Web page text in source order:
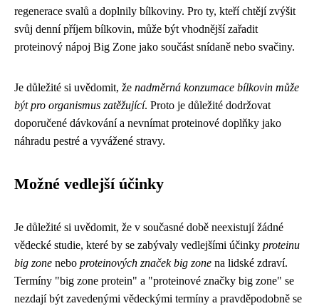
regenerace svalů a doplnily bílkoviny. Pro ty, kteří chtějí zvýšit
svůj denní příjem bílkovin, může být vhodnější zařadit
proteinový nápoj Big Zone jako součást snídaně nebo svačiny.
Je důležité si uvědomit, že nadměrná konzumace bílkovin může
být pro organismus zatěžující. Proto je důležité dodržovat
doporučené dávkování a nevnímat proteinové doplňky jako
náhradu pestré a vyvážené stravy.
Možné vedlejší účinky
Je důležité si uvědomit, že v současné době neexistují žádné
vědecké studie, které by se zabývaly vedlejšími účinky proteinu
big zone nebo proteinových značek big zone na lidské zdraví.
Termíny "big zone protein" a "proteinové značky big zone" se
nezdají být zavedenými vědeckými termíny a pravděpodobně se